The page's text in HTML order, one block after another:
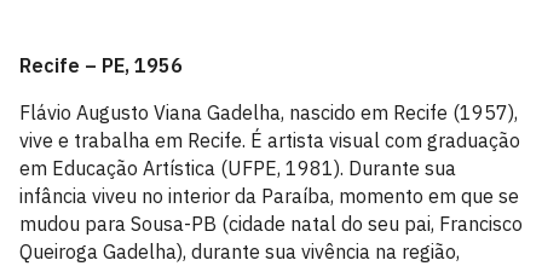
Recife – PE, 1956
Flávio Augusto Viana Gadelha, nascido em Recife (1957),
vive e trabalha em Recife. É artista visual com graduação
em Educação Artística (UFPE, 1981). Durante sua
infância viveu no interior da Paraíba, momento em que se
mudou para Sousa-PB (cidade natal do seu pai, Francisco
Queiroga Gadelha), durante sua vivência na região,